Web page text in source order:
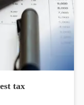
tax